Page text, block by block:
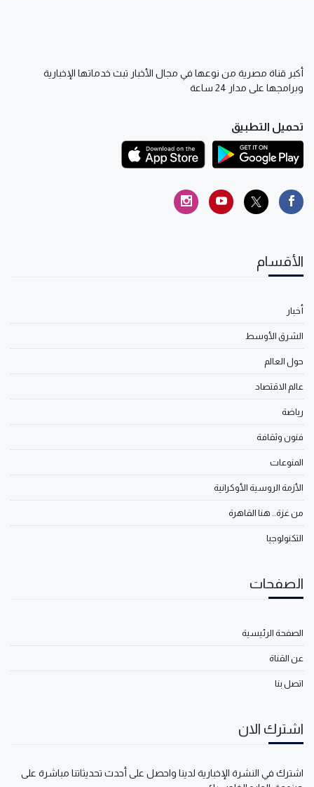
أكبر قناة مصرية من نوعها في مجال الأخبار تبث خدماتها الإخبارية
وبرامجها على مدار 24 ساعة
تحميل التطبيق
الأقسام
أخبار
الشرق الأوسط
حول العالم
عالم الاقتصاد
رياضة
فنون وثقافة
المنوعات
الأزمة الروسية الأوكرانية
من غزة.. هنا القاهرة
التكنولوجيا
الصفحات
الصفحة الرئيسية
عن القناة
اتصل بنا
اشترك الان
اشترك في النشرة الإخبارية لدينا واحصل على أحدث تحديثاتنا مباشرة على